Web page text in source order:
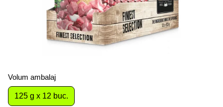
Volum ambalaj
125 g x 12 buc.